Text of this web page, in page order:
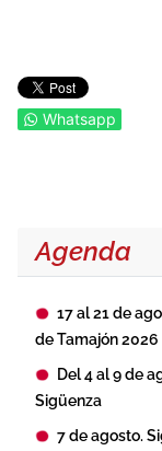
Agenda
17 al 21 de
de Tamajón 2026
Del 4 al 9 de
Sigüenza
7 de agosto.
Whatsapp